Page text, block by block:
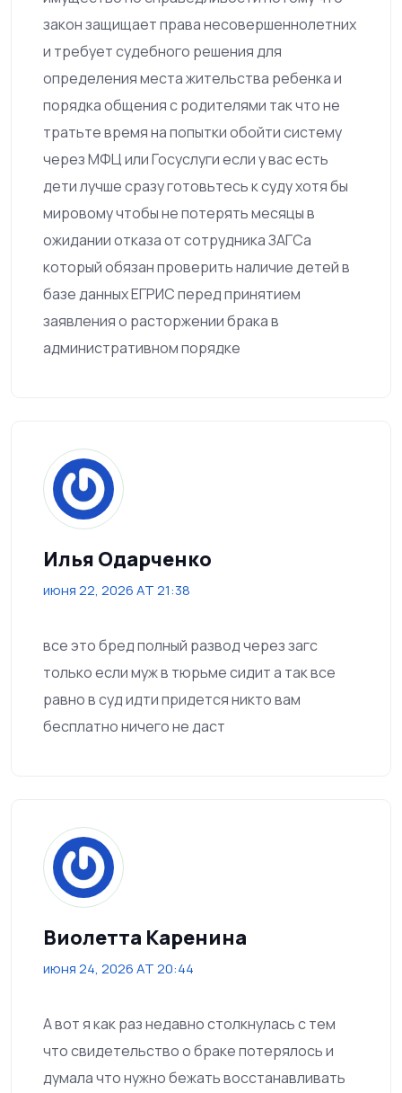
закон защищает права несовершеннолетних
и требует судебного решения для
определения места жительства ребенка и
порядка общения с родителями так что не
тратьте время на попытки обойти систему
через МФЦ или Госуслуги если у вас есть
дети лучше сразу готовьтесь к суду хотя бы
мировому чтобы не потерять месяцы в
ожидании отказа от сотрудника ЗАГСа
который обязан проверить наличие детей в
базе данных ЕГРИС перед принятием
заявления о расторжении брака в
административном порядке
Илья Одарченко
июня 22, 2026 AT 21:38
все это бред полный развод через загс
только если муж в тюрьме сидит а так все
равно в суд идти придется никто вам
бесплатно ничего не даст
Виолетта Каренина
июня 24, 2026 AT 20:44
А вот я как раз недавно столкнулась с тем
что свидетельство о браке потерялось и
думала что нужно бежать восстанавливать